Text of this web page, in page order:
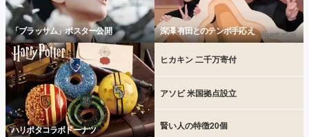
「ブラッサム」ポスター公開 深澤 有田とのテンポ手応え
ハリポタコラボドーナツ
ヒカキン 二千万寄付
アソビ 米国拠点設立
賢い人の特徴20個